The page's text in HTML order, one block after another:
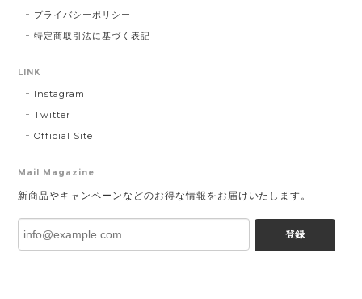
プライバシーポリシー
特定商取引法に基づく表記
LINK
Instagram
Twitter
Official Site
Mail Magazine
新商品やキャンペーンなどのお得な情報をお届けいたします。
登録